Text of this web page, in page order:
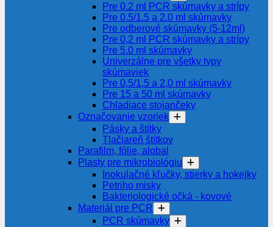
Pre 0.2 ml PCR skúmavky a strípy
Pre 0.5/1.5 a 2.0 ml skúmavky
Pre odberové skúmavky (5-12ml)
Pre 0,2 ml PCR skúmavky a strípy
Pre 5.0 ml skúmavky
Univerzálne pre všetky typy
skúmaviek
Pre 0,5/1,5 a 2,0 ml skúmavky
Pre 15 a 50 ml skúmavky
Chladiace stojančeky
Označovanie vzoriek
Pásky a štítky
Tlačiareň štítkov
Parafilm, fólie, alobal
Plasty pre mikrobiológiu
Inokulačné kľučky, stierky a hokejky
Petriho misky
Bakteriologické očká - kovové
Materiál pre PCR
PCR skúmavky